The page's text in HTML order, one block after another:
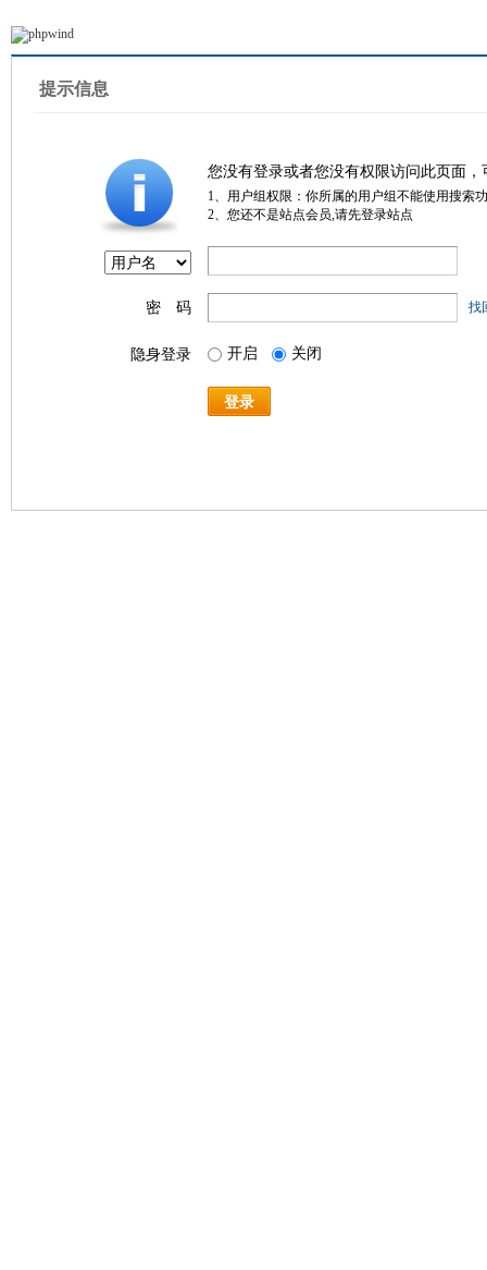
提示信息
您没有登录或者您没有权限访问此页面
1、用户组权限：你所属的用户组不能使用搜索
2、您还不是站点会员,请先登录站点
密 码 找
隐身登录 开启 关闭
登录